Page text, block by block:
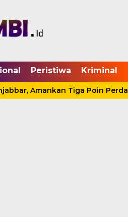
Peristiwa Kriminal
Amankan Tiga Poin